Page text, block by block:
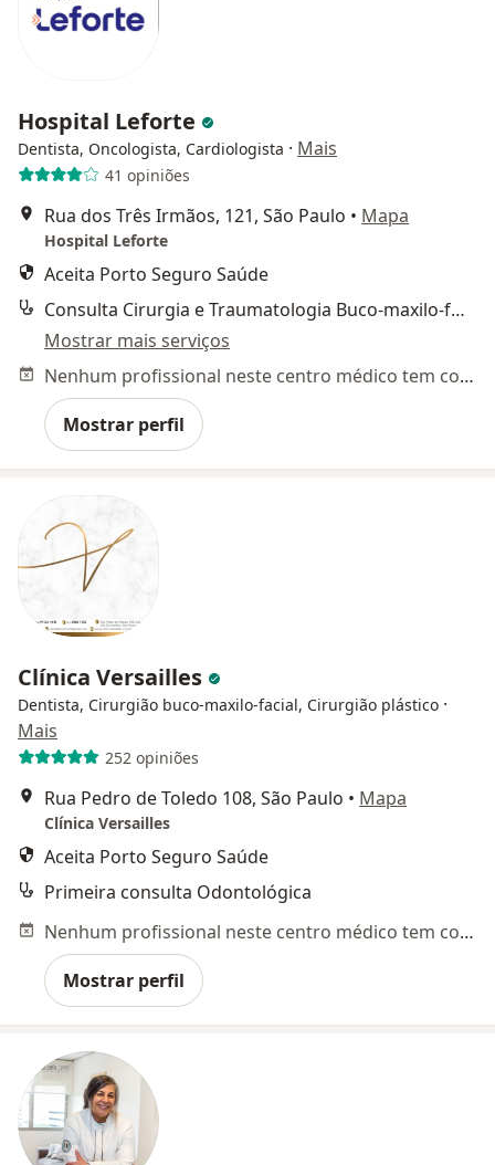
Hospital Leforte
Dentista, Oncologista, Cardiologista · Mais
41 opiniões
Rua dos Três Irmãos, 121, São Paulo • Mapa
Hospital Leforte
Aceita Porto Seguro Saúde
Consulta Cirurgia e Traumatologia Buco-maxilo-facial
Mostrar mais serviços
Nenhum profissional neste centro médico tem consultas disponíveis
Mostrar perfil
Clínica Versailles
Dentista, Cirurgião buco-maxilo-facial, Cirurgião plástico ·
Mais
252 opiniões
Rua Pedro de Toledo 108, São Paulo • Mapa
Clínica Versailles
Aceita Porto Seguro Saúde
Primeira consulta Odontológica
Nenhum profissional neste centro médico tem consultas disponíveis
Mostrar perfil